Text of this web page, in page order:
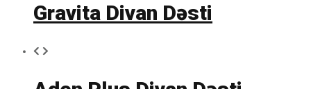
Gravita Divan Dəsti